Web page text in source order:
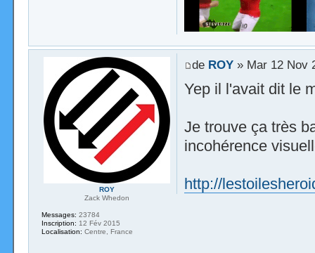
de ROY» Mar 12 Nov
Yep il l'avait dit le
Je trouve ça très
incohérence
http://
ROY
Zack Whedon
Messages: 23784
Inscription: 12 Fév 2015
Localisation: Centre, France